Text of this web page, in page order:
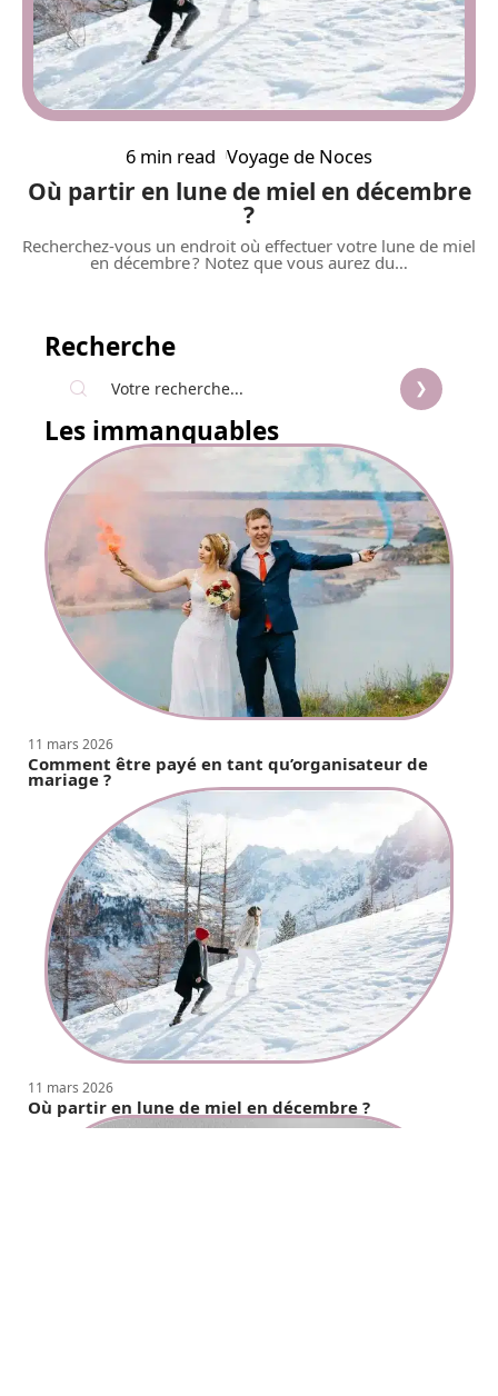
6 min read Voyage de Noces
Où partir en lune de miel en décembre
?
Recherchez-vous un endroit où effectuer votre lune de miel
en décembre ? Notez que vous aurez du…
Recherche
Les immanquables
11 mars 2026
Comment être payé en tant qu’organisateur de
mariage ?
11 mars 2026
Où partir en lune de miel en décembre ?